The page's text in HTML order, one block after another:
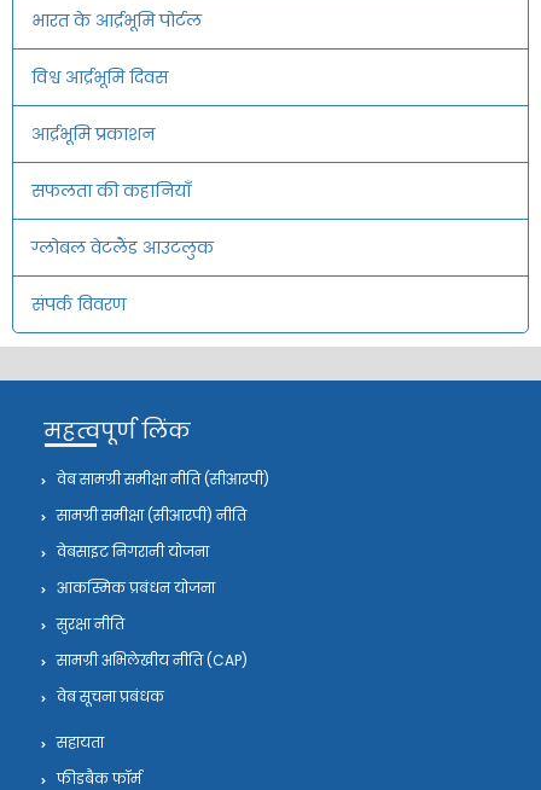
भारत के आर्द्रभूमि पोर्टल
विश्व आर्द्रभूमि दिवस
आर्द्रभूमि प्रकाशन
सफलता की कहानियाँ
ग्लोबल वेटलैंड आउटलुक
संपर्क विवरण
महत्वपूर्ण लिंक
वेब सामग्री समीक्षा नीति (सीआरपी)
सामग्री समीक्षा (सीआरपी) नीति
वेबसाइट निगरानी योजना
आकस्मिक प्रबंधन योजना
सुरक्षा नीति
सामग्री अभिलेखीय नीति (CAP)
वेब सूचना प्रबंधक
सहायता
फीडबैक फॉर्म